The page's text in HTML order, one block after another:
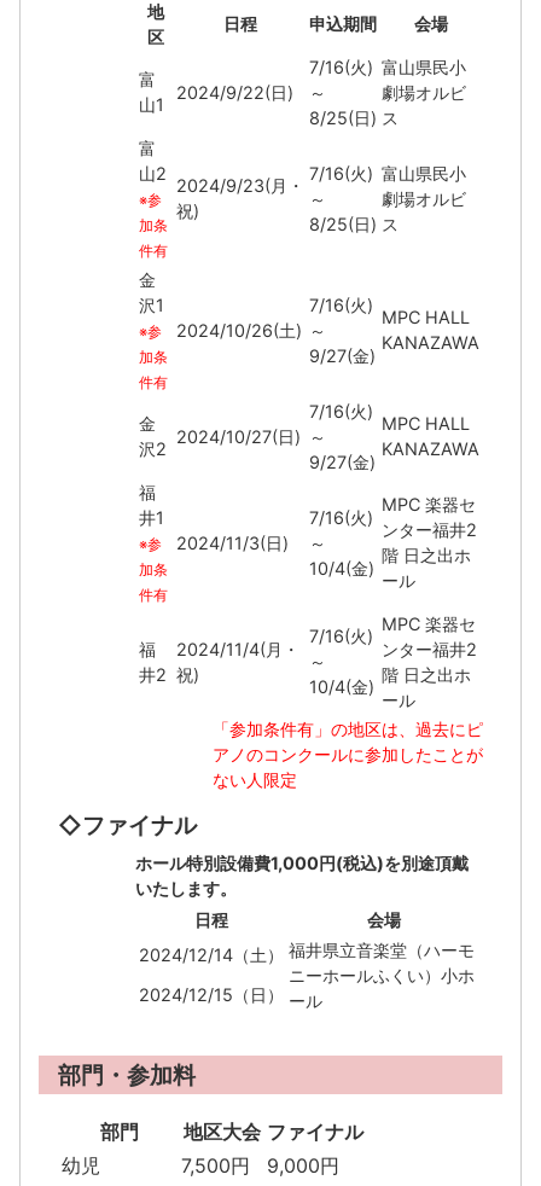
地
区
日程 申込期間 会場
富
山1
2024/9/22(日)
7/16(火)
～
8/25(日)
富山県民小
劇場オルビ
ス
富
山2
※参
加条
件有
2024/9/23(月・
祝)
7/16(火)
～
8/25(日)
富山県民小
劇場オルビ
ス
金
沢1
※参
加条
件有
2024/10/26(土)
7/16(火)
～
9/27(金)
MPC HALL
KANAZAWA
金
沢2
2024/10/27(日)
7/16(火)
～
9/27(金)
MPC HALL
KANAZAWA
福
井1
※参
加条
件有
2024/11/3(日)
7/16(火)
～
10/4(金)
MPC 楽器セ
ンター福井2
階 日之出ホ
ール
福
井2
2024/11/4(月・
祝)
7/16(火)
～
10/4(金)
MPC 楽器セ
ンター福井2
階 日之出ホ
ール
「参加条件有」の地区は、過去にピ
アノのコンクールに参加したことが
ない人限定
◇ファイナル
ホール特別設備費1,000円(税込)を別途頂戴
いたします。
日程
会場
2024/12/14（土）
福井県立音楽堂（ハーモ
ニーホールふくい）小ホ
ール
2024/12/15（日）
部門・参加料
部門 地区大会 ファイナル
幼児
7,500円
9,000円